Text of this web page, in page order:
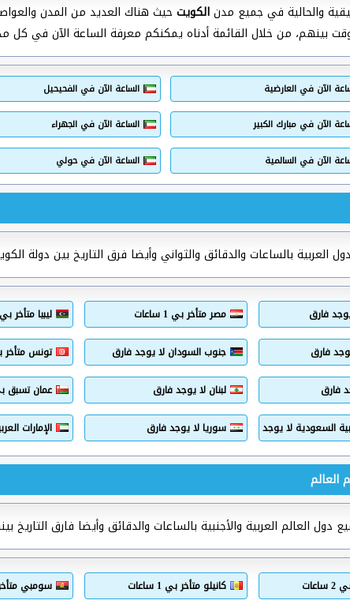
والحالية في جميع مدنالكويتحيث هناك العديد من المدن
بينهم، من خلال القائمة أدناه يمكنكم معرفة الساعة الآن في
الآن في العارضية الساعة الآن في الفحيحيل
الآن في مبارك الكبير الساعة الآن في الجهراء
الآن في السالمية الساعة الآن في حولي
العربية بالساعات والدقائق والثواني وأيضا فرق التاريخ بين دولة
فارق مصر متأخر بي 1 ساعات ليبيا متأخر بي 1
فارق جنوب السودان لا يوجد فارق تونس متأخر بي 2
فارق لبنان لا يوجد فارق عمان تسبق
السعودية لا يوجد فارق سوريا لا يوجد فارق الإمارات
العالم
العالم العربية والأجنبية بالساعات والدقائق وأيضا فارق التاريخ
كانيلو متأخر بي 1 ساعات سومبي متأخر بي